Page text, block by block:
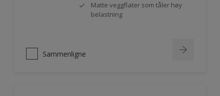
Matte veggflater som tåler høy
belastning
Sammenligne